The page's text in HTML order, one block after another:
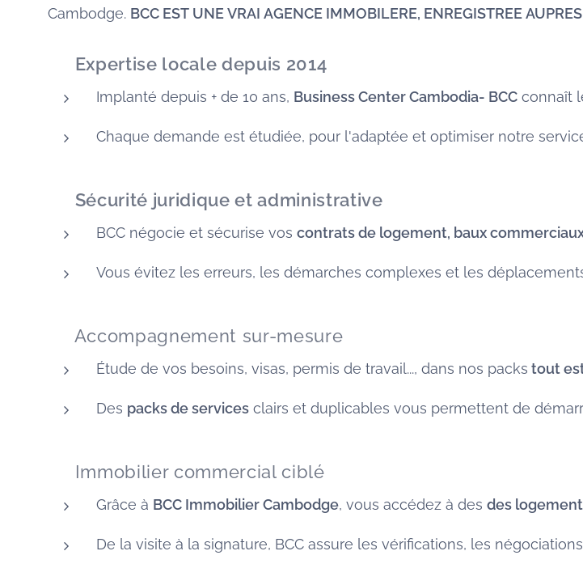
Cambodge. BCC EST UNE VRAI AGENCE IMMOBILERE, ENREGISTREE
Expertise locale depuis 2014
Implanté depuis + de 10 ans, Business Center Cambodia- BCCconnaît
Chaque demande est étudiée, pour l'adaptée et optimiser notre
Sécurité juridique et administrative
BCC négocie et sécurise vos contrats de logement, baux
Vous évitez les erreurs, les démarches complexes et les
🧭 Accompagnement sur-mesure
Étude de vos besoins, visas, permis de travail..., dans nos packs tout
Des packs de servicesclairs et duplicables vous permettent de
🏠 Immobilier commercial ciblé
Grâce à BCC Immobilier Cambodge, vous accédez à des des
De la visite à la signature, BCC assure les vérifications, les